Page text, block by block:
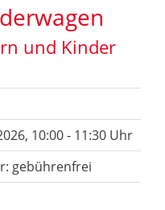
und Kinder
10:00 - 11:30 Uhr
gebührenfrei